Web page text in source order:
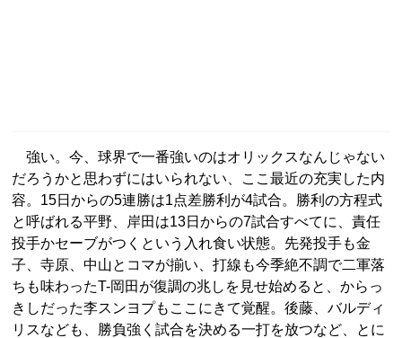
強い。今、球界で一番強いのはオリックスなんじゃない
だろうかと思わずにはいられない、ここ最近の充実した内
容。15日からの5連勝は1点差勝利が4試合。勝利の方程式
と呼ばれる平野、岸田は13日からの7試合すべてに、責任
投手かセーブがつくという入れ食い状態。先発投手も金
子、寺原、中山とコマが揃い、打線も今季絶不調で二軍落
ちも味わったT-岡田が復調の兆しを見せ始めると、からっ
きしだった李スンヨプもここにきて覚醒。後藤、バルディ
リスなども、勝負強く試合を決める一打を放つなど、とに